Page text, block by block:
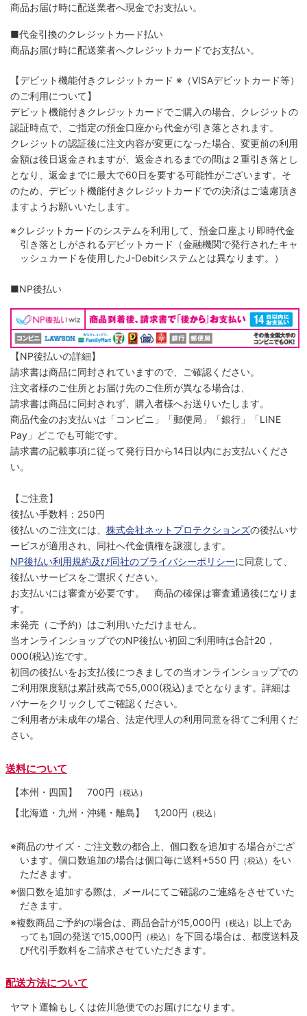
商品お届け時に配送業者へ現金でお支払い。
■代金引換のクレジットカ―ド払い
商品お届け時に配送業者へクレジットカードでお支払い。
【デビット機能付きクレジットカード ※（VISAデビットカード等）
のご利用について】
デビット機能付きクレジットカードでご購入の場合、クレジットの
認証時点で、ご指定の預金口座から代金が引き落とされます。
クレジットの認証後に注文内容が変更になった場合、変更前の利用
金額は後日返金されますが、返金されるまでの間は２重引き落とし
となり、返金までに最大で60日を要する可能性がございます。そ
のため、デビット機能付きクレジットカードでの決済はご遠慮頂き
ますようお願いいたします。
※クレジットカードのシステムを利用して、預金口座より即時代金
引き落としがされるデビットカード（金融機関で発行されたキャ
ッシュカードを使用したJ-Debitシステムとは異なります。）
■NP後払い
【NP後払いの詳細】
請求書は商品に同封されていますので、ご確認ください。
注文者様のご住所とお届け先のご住所が異なる場合は、
請求書は商品に同封されず、購入者様へお送りいたします。
商品代金のお支払いは「コンビニ」「郵便局」「銀行」「LINE
Pay」どこでも可能です。
請求書の記載事項に従って発行日から14日以内にお支払いくださ
い。
【ご注意】
後払い手数料：250円
後払いのご注文には、 株式会社ネットプロテクションズの後払いサ
ービスが適用され、同社へ代金債権を譲渡します。
NP後払い利用規約及び同社のプライバシーポリシーに同意して、
後払いサービスをご選択ください。
お支払いには審査が必要です。 商品の確保は審査通過後になりま
す。
未発売（ご予約）はご利用いただけません。
当オンラインショップでのNP後払い初回ご利用時は合計20，
000(税込)迄です。
初回の後払いをお支払後につきましての当オンラインショップでの
ご利用限度額は累計残高で55,000(税込)までとなります。詳細は
バナーをクリックしてご確認ください。
ご利用者が未成年の場合、法定代理人の利用同意を得てご利用くだ
さい。
送料について
【本州・四国】 700円 （税込）
【北海道・九州・沖縄・離島】 1,200円 （税込）
※商品のサイズ・ご注文数の都合上、個口数を追加する場合がござ
います。個口数追加の場合は個口毎に送料+550 円 （税込） をい
ただきます。
※個口数を追加する際は、メールにてご確認のご連絡をさせていた
だきます。
※複数商品ご予約の場合は、商品合計が15,000円 （税込） 以上であ
っても1回の発送で15,000円 （税込） を下回る場合は、都度送料及
び代引手数料をご請求させていただきます。
配送方法について
ヤマト運輸もしくは佐川急便でのお届けになります。